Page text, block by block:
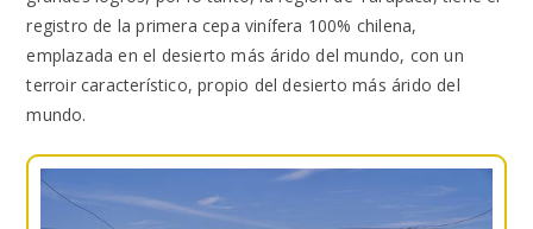
registro de la primera cepa vinífera 100% chilena,
emplazada en el desierto más árido del mundo, con un
terroir característico, propio del desierto más árido del
mundo.